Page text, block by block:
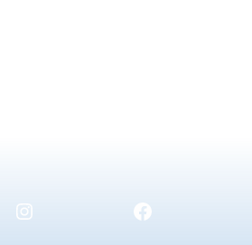
Instagram Facebook